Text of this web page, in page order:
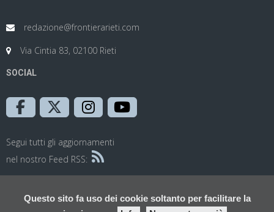
Questo sito fa uso dei cookie soltanto per facilitare la
redazione@frontierarieti.com
Via Cintia 83, 02100 Rieti
SOCIAL
Segui tutti gli aggiornamenti
nel nostro Feed RSS: